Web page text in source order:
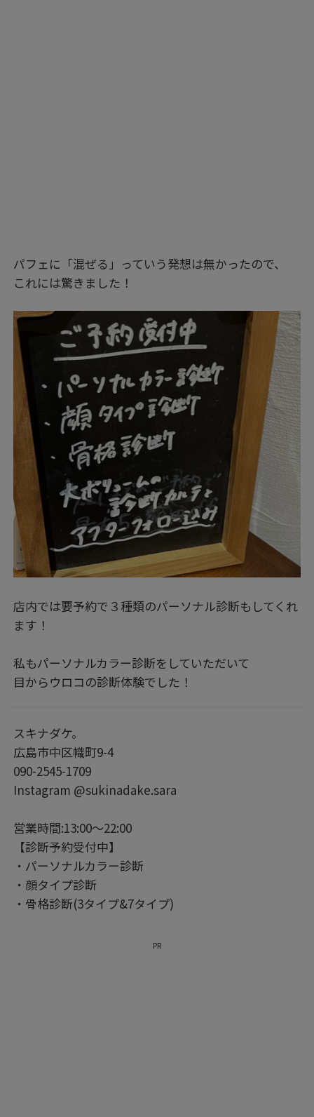
パフェに「混ぜる」っていう発想は無かったので、
これには驚きました！
店内では要予約で３種類のパーソナル診断もしてくれ
ます！
私もパーソナルカラー診断をしていただいて
目からウロコの診断体験でした！
スキナダケ。
広島市中区幟町9-4
090-2545-1709
Instagram @sukinadake.sara
営業時間:13:00～22:00
【診断予約受付中】
・パーソナルカラー診断
・顔タイプ診断
・骨格診断(3タイプ&7タイプ)
PR